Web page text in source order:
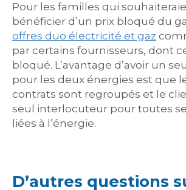
Pour les familles qui
bénéficier d’un prix bloqué du
offres duo électricité et gaz
par certains fournisseurs, dont
bloqué. L’avantage d’avoir un
pour les deux énergies est que
contrats sont regroupés et le
seul interlocuteur pour toutes
liées à l’énergie.
D’autres questions